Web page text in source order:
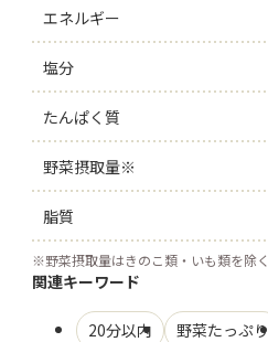
エネルギー
塩分
たんぱく質
野菜摂取量※
脂質
※野菜摂取量はきのこ類・いも類を除く
関連キーワード
20分以内 野菜たっぷり